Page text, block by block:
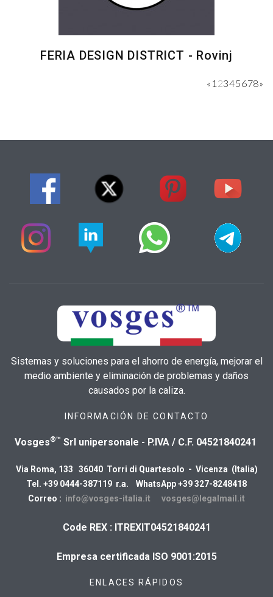
FERIA DESIGN DISTRICT - Rovinj
« 1 2345678»
Sistemas y soluciones para el ahorro de energía, mejorar el
medio ambiente y eliminación de problemas y daños
causados por la caliza.
INFORMACIÓN DE CONTACTO
Vosges®™ Srl unipersonale - P.IVA / C.F. 04521840241
Via Roma, 133 36040 Torri di Quartesolo - Vicenza (Italia)
Tel. +39 0444-387119 r.a. WhatsApp +39 327-8248418
Correo : info@vosges-italia.it vosges@legalmail.it
Code REX : ITREXIT04521840241
Empresa certificada ISO 9001:2015
ENLACES RÁPIDOS